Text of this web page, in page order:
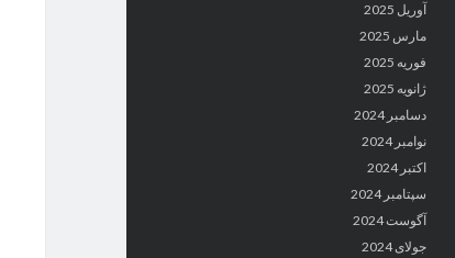
آوریل 2025
مارس 2025
فوریه 2025
ژانویه 2025
دسامبر 2024
نوامبر 2024
اکتبر 2024
سپتامبر 2024
آگوست 2024
جولای 2024